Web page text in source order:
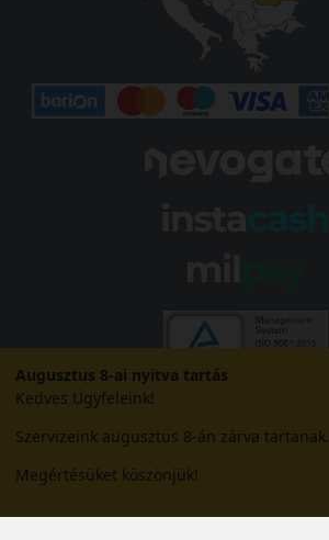
Augusztus 8-ai nyitva tartás
Kedves Ügyfeleink!
Szervizeink augusztus 8-án zárva tartanak.
Megértésüket köszönjük!